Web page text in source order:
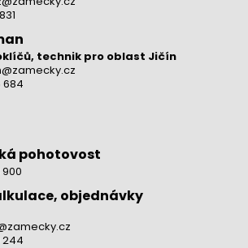
technik pro oblast Jičín
684
pohotovost
objednávky
244